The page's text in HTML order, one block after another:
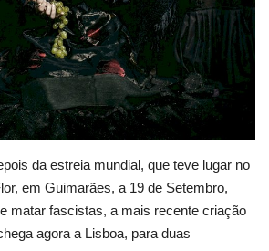
da estreia mundial, que teve lugar no
em Guimarães, a 19 de Setembro,
matar fascistas, a mais recente criação
agora a Lisboa, para duas